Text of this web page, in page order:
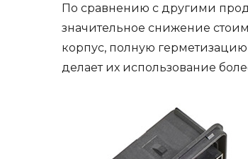
По сравнению с другими
значительное снижение
корпус, полную
делает их использование